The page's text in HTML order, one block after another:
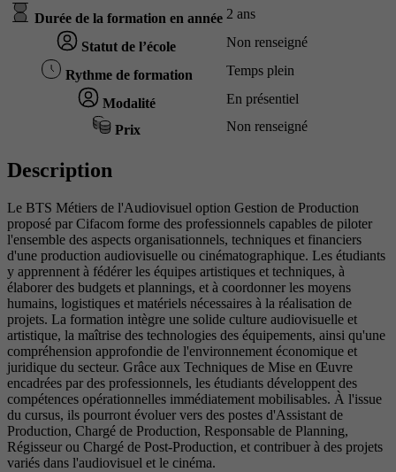
Durée de la formation en année 2 ans
Statut de l’école Non renseigné
Rythme de formation Temps plein
Modalité En présentiel
Prix Non renseigné
Description
Le BTS Métiers de l'Audiovisuel option Gestion de Production
proposé par Cifacom forme des professionnels capables de piloter
l'ensemble des aspects organisationnels, techniques et financiers
d'une production audiovisuelle ou cinématographique. Les étudiants
y apprennent à fédérer les équipes artistiques et techniques, à
élaborer des budgets et plannings, et à coordonner les moyens
humains, logistiques et matériels nécessaires à la réalisation de
projets. La formation intègre une solide culture audiovisuelle et
artistique, la maîtrise des technologies des équipements, ainsi qu'une
compréhension approfondie de l'environnement économique et
juridique du secteur. Grâce aux Techniques de Mise en Œuvre
encadrées par des professionnels, les étudiants développent des
compétences opérationnelles immédiatement mobilisables. À l'issue
du cursus, ils pourront évoluer vers des postes d'Assistant de
Production, Chargé de Production, Responsable de Planning,
Régisseur ou Chargé de Post-Production, et contribuer à des projets
variés dans l'audiovisuel et le cinéma.